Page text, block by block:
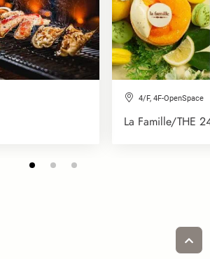
4/F, 4F-OpenSpace
La Famille/THE